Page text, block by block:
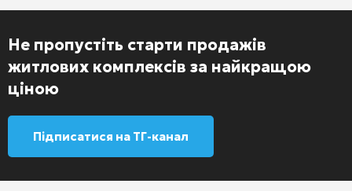
Не пропустіть старти продажів
житлових комплексів за найкращою
ціною
Підписатися на ТГ-канал